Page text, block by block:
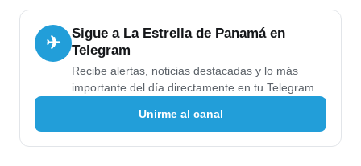
✈
Sigue a La Estrella de Panamá en
Telegram
Recibe alertas, noticias destacadas y lo más
importante del día directamente en tu Telegram.
Unirme al canal